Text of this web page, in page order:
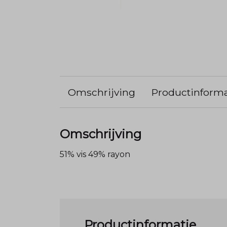
Omschrijving
Omschrijving
51% vis 49% rayon